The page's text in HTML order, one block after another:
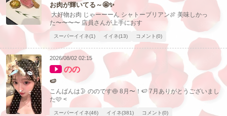
お肉が輝いてる～🤩✨
大好物お肉 じゃーーーん シャトーブリアン🍖 美味しかっ
た〜〜〜〜 店員さんが上手におす
スーパーイイネ(1) イイネ(13) コメント(0)
2026/08/02 02:15
のの
🍉
こんばんは🌛 ののです🍥 8月〜！🍉 7月ありがとうございまし
た🩷 <
スーパーイイネ(46) イイネ(381) コメント(0)